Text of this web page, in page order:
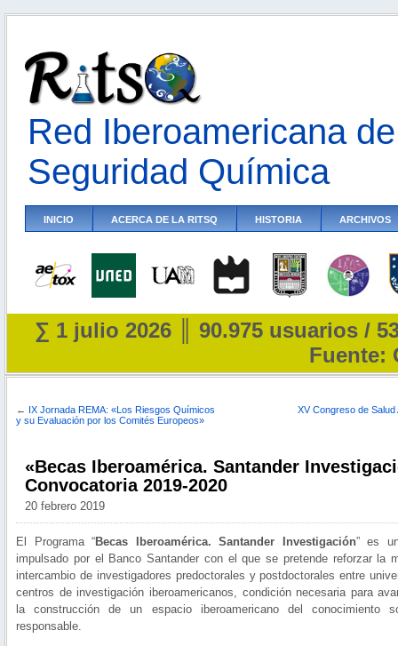
Red Iberoamericana
Seguridad Química
INICIO ACERCA DE LA RITSQ HISTORIA ARCHIVOS
∑ 1 julio 2026 ║ 90.975 usuarios /
Fuente:
← IX Jornada REMA: «Los Riesgos Químicos
y su Evaluación por los Comités Europeos»
XV Congreso de Salud
«Becas Iberoamérica. Santander
Convocatoria 2019-2020
20 febrero 2019
El Programa “Becas Iberoamérica. Santander Investigación” es
impulsado por el Banco Santander con el que se pretende reforzar la
intercambio de investigadores predoctorales y postdoctorales entre
centros de investigación iberoamericanos, condición necesaria para
la construcción de un espacio iberoamericano del conocimiento
responsable.